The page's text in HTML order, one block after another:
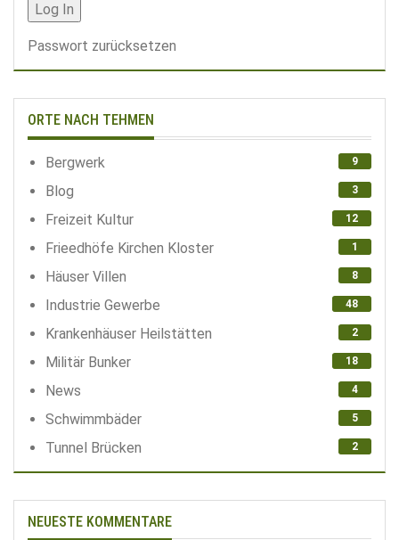
Passwort zurücksetzen
ORTE NACH TEHMEN
Bergwerk 9
Blog 3
Freizeit Kultur 12
Frieedhöfe Kirchen Kloster 1
Häuser Villen 8
Industrie Gewerbe 48
Krankenhäuser Heilstätten 2
Militär Bunker 18
News 4
Schwimmbäder 5
Tunnel Brücken 2
NEUESTE KOMMENTARE